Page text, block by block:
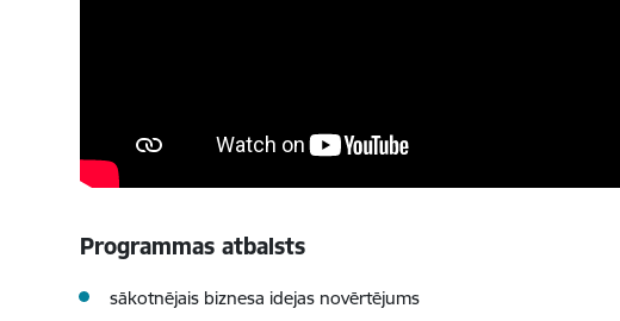
Programmas atbalsts
sākotnējais biznesa idejas novērtējums